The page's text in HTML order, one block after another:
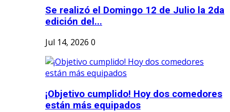
Se realizó el Domingo 12 de Julio la 2da
edición del...
Jul 14, 2026 0
¡Objetivo cumplido! Hoy dos comedores
están más equipados